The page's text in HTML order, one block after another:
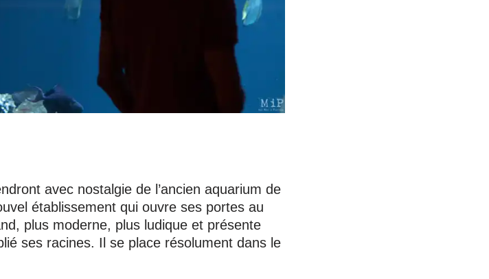
avec nostalgie de l’ancien aquarium de
établissement qui ouvre ses portes au
plus moderne, plus ludique et présente
ses racines. Il se place résolument dans le